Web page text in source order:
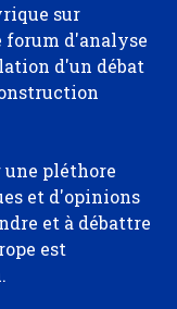
sur
forum d'analyse
d'un débat
une pléthore
et d'opinions
et à débattre
est